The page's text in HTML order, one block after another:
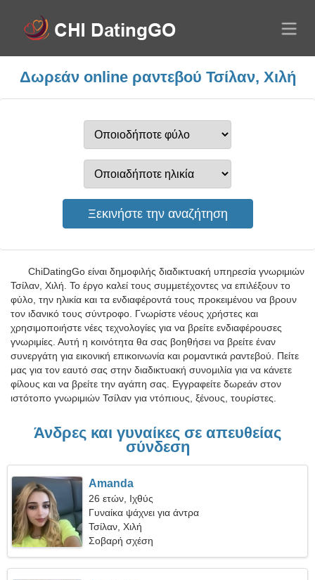
Δωρεάν online ραντεβού Τσίλαν, Χιλή
ChiDatingGo είναι δημοφιλής διαδικτυακή υπηρεσία γνωριμιών
Τσίλαν, Χιλή. Το έργο καλεί τους συμμετέχοντες να επιλέξουν το
φύλο, την ηλικία και τα ενδιαφέροντά τους προκειμένου να βρουν
τον ιδανικό τους σύντροφο. Γνωρίστε νέους χρήστες και
χρησιμοποιήστε νέες τεχνολογίες για να βρείτε ενδιαφέρουσες
γνωριμίες. Αυτή η κοινότητα θα σας βοηθήσει να βρείτε έναν
συνεργάτη για εικονική επικοινωνία και ρομαντικά ραντεβού. Πείτε
μας για τον εαυτό σας στην διαδικτυακή συνομιλία για να κάνετε
φίλους και να βρείτε την αγάπη σας. Εγγραφείτε δωρεάν στον
ιστότοπο γνωριμιών Τσίλαν για ντόπιους, ξένους, τουρίστες.
Άνδρες και γυναίκες σε απευθείας
σύνδεση
Amanda
26 ετών, Ιχθύς
Γυναίκα ψάχνει για άντρα
Τσίλαν, Χιλή
Σοβαρή σχέση